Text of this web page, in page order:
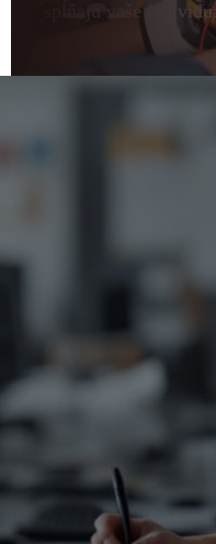
spĺňajú vaše